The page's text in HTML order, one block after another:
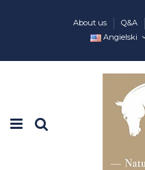
About us Q&A
Angielski